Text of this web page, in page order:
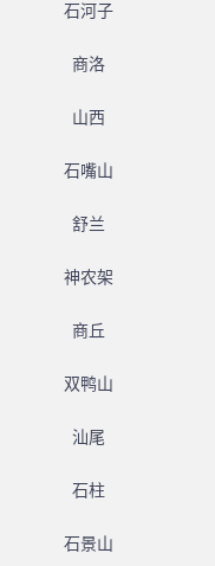
石河子
商洛
山西
石嘴山
舒兰
神农架
商丘
双鸭山
汕尾
石柱
石景山